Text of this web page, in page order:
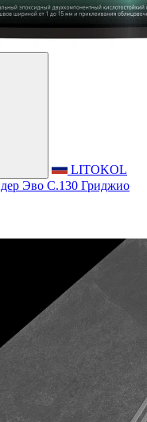
LITOKOL
Эво С.130 Гриджио